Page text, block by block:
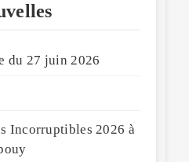
du 27 juin 2026
Incorruptibles 2026 à